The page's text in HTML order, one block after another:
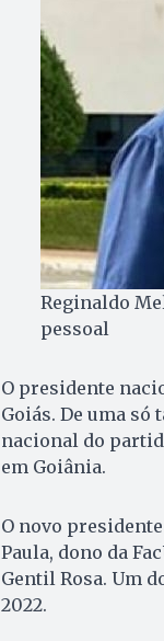
Reginaldo
pessoal
O presidente
Goiás. De uma
nacional do
em Goiânia.
O novo
Paula, dono da
Gentil Rosa. Um
2022.